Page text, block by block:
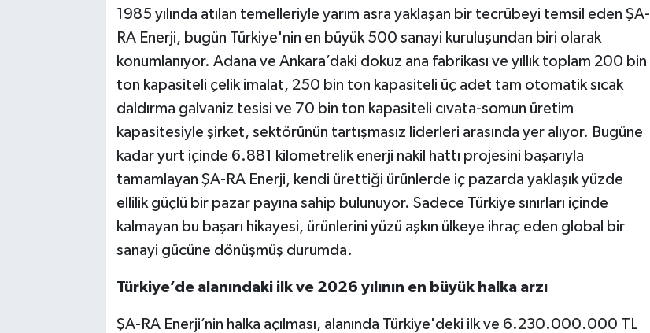
1985 yılında atılan temelleriyle yarım asra yaklaşan bir tecrübeyi temsil eden ŞA-
RA Enerji, bugün Türkiye'nin en büyük 500 sanayi kuruluşundan biri olarak
konumlanıyor. Adana ve Ankara’daki dokuz ana fabrikası ve yıllık toplam 200 bin
ton kapasiteli çelik imalat, 250 bin ton kapasiteli üç adet tam otomatik sıcak
daldırma galvaniz tesisi ve 70 bin ton kapasiteli cıvata-somun üretim
kapasitesiyle şirket, sektörünün tartışmasız liderleri arasında yer alıyor. Bugüne
kadar yurt içinde 6.881 kilometrelik enerji nakil hattı projesini başarıyla
tamamlayan ŞA-RA Enerji, kendi ürettiği ürünlerde iç pazarda yaklaşık yüzde
ellilik güçlü bir pazar payına sahip bulunuyor. Sadece Türkiye sınırları içinde
kalmayan bu başarı hikayesi, ürünlerini yüzü aşkın ülkeye ihraç eden global bir
sanayi gücüne dönüşmüş durumda.
Türkiye’de alanındaki ilk ve 2026 yılının en büyük halka arzı
ŞA-RA Enerji’nin halka açılması, alanında Türkiye'deki ilk ve 6.230.000.000 TL